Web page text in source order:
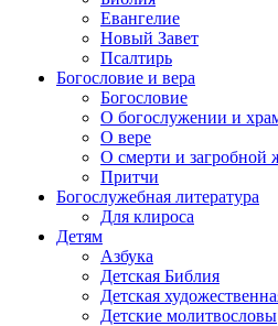
Евангелие
Новый Завет
Псалтирь
Богословие и вера
Богословие
О богослужении и
О вере
О смерти и загробной
Притчи
Богослужебная литература
Для клироса
Детям
Азбука
Детская Библия
Детская
Детские молитвословы